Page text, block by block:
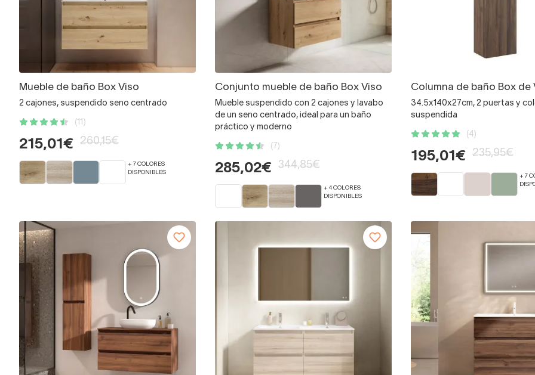
Mueble de baño Box Viso
2 cajones, suspendido seno centrado
(11)
215,01€ 260,15€
+ 7 COLORES
DISPONIBLES
Conjunto mueble de baño Box Viso
Mueble suspendido con 2 cajones y lavabo
de un seno centrado, ideal para un baño
práctico y moderno
(7)
285,02€ 344,85€
+ 4 COLORES
DISPONIBLES
Columna de baño Box de
34.5x140x27cm, 2 puertas y
suspendida
(4)
195,01€ 235,95€
+ 7